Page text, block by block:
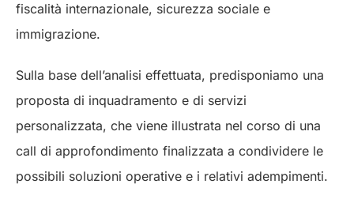
fiscalità internazionale, sicurezza sociale e
immigrazione.
Sulla base dell’analisi effettuata, predisponiamo una
proposta di inquadramento e di servizi
personalizzata, che viene illustrata nel corso di una
call di approfondimento finalizzata a condividere le
possibili soluzioni operative e i relativi adempimenti.